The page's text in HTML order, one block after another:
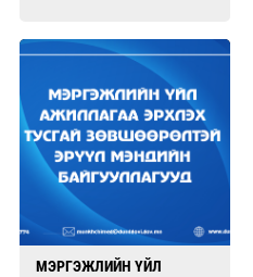
МЭРГЭЖЛИЙН ҮЙЛ